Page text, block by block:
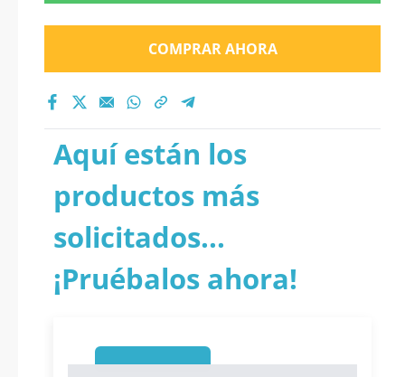
COMPRAR AHORA
Aquí están los
productos más
solicitados...
¡Pruébalos ahora!